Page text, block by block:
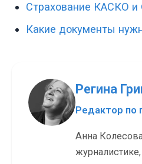
Страхование КАСКО и
Какие документы
Регина
Редактор по
Анна